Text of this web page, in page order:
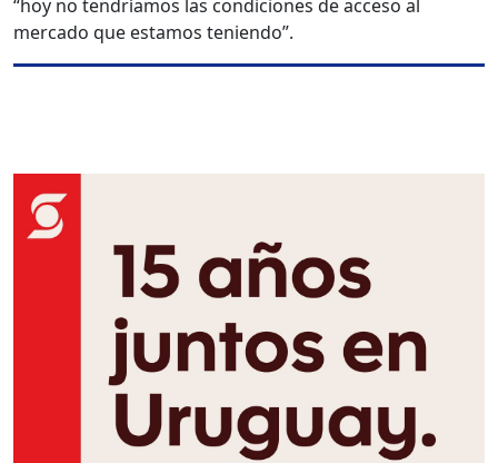
“hoy no tendríamos las condiciones de acceso al
mercado que estamos teniendo”.